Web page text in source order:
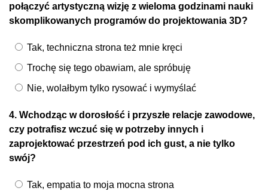
połączyć artystyczną wizję z wieloma godzinami nauki
skomplikowanych programów do projektowania 3D?
Tak, techniczna strona też mnie kręci
Trochę się tego obawiam, ale spróbuję
Nie, wolałbym tylko rysować i wymyślać
4. Wchodząc w dorosłość i przyszłe relacje zawodowe,
czy potrafisz wczuć się w potrzeby innych i
zaprojektować przestrzeń pod ich gust, a nie tylko
swój?
Tak, empatia to moja mocna strona